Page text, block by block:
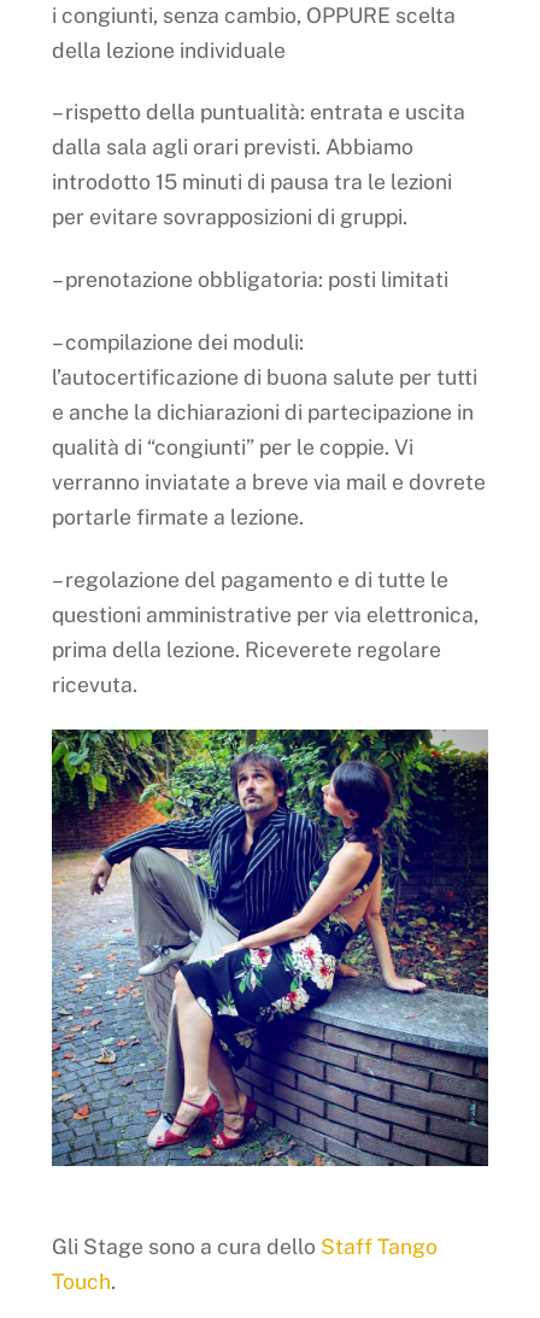
i congiunti, senza cambio, OPPURE scelta
della lezione individuale
– rispetto della puntualità: entrata e uscita
dalla sala agli orari previsti. Abbiamo
introdotto 15 minuti di pausa tra le lezioni
per evitare sovrapposizioni di gruppi.
– prenotazione obbligatoria: posti limitati
– compilazione dei moduli:
l’autocertificazione di buona salute per tutti
e anche la dichiarazioni di partecipazione in
qualità di “congiunti” per le coppie. Vi
verranno inviatate a breve via mail e dovrete
portarle firmate a lezione.
– regolazione del pagamento e di tutte le
questioni amministrative per via elettronica,
prima della lezione. Riceverete regolare
ricevuta.
Gli Stage sono a cura dello Staff Tango
Touch.